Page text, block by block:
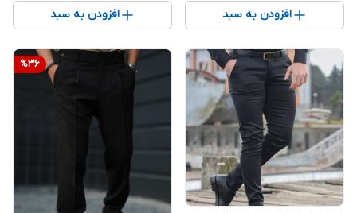
افزودن به سبد افزودن به سبد
%36